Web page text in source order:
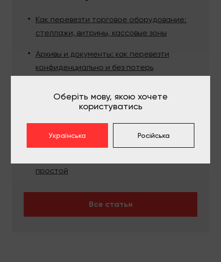
Как перевезти торговое оборудование:
стеллажи, витрины, кассовые зоны
Архивы и документы: как перевезти
конфиденциально и без потерь
рисков
Переезд магазина: как не потерять товар
и быстро открыться
простой
Все статьи
Оберіть мову, якою хочете
користуватись
Українська Російська